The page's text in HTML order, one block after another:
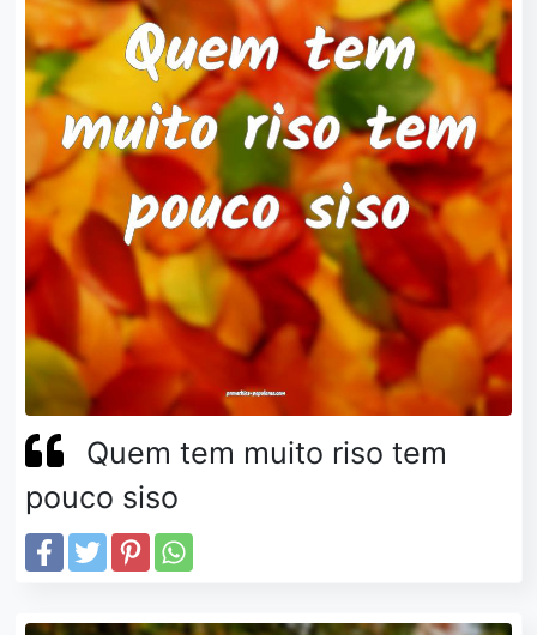
Quem tem muito riso tem
pouco siso